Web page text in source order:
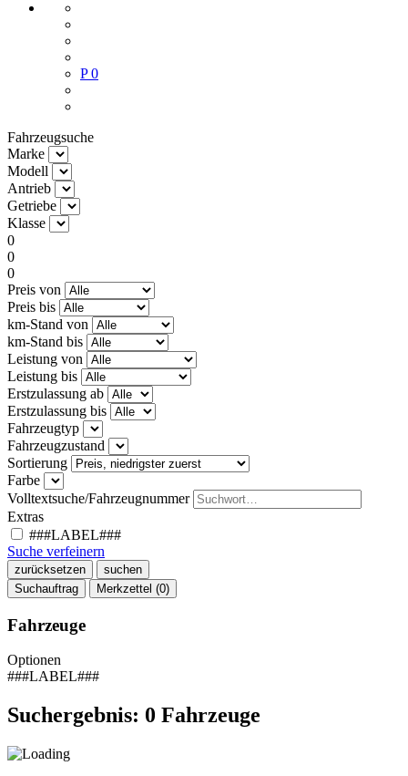
P 0
Fahrzeugsuche
Marke
Modell
Antrieb
Getriebe
Klasse
0
0
0
Preis von
Preis bis
km-Stand von
km-Stand bis
Leistung von
Leistung bis
Erstzulassung ab
Erstzulassung bis
Fahrzeugtyp
Fahrzeugzustand
Sortierung
Farbe
Volltextsuche/Fahrzeugnummer
Extras
###LABEL###
Suche verfeinern
zurücksetzen
suchen
Suchauftrag
Merkzettel (0)
Fahrzeuge
Optionen
###LABEL###
Suchergebnis: 0 Fahrzeuge